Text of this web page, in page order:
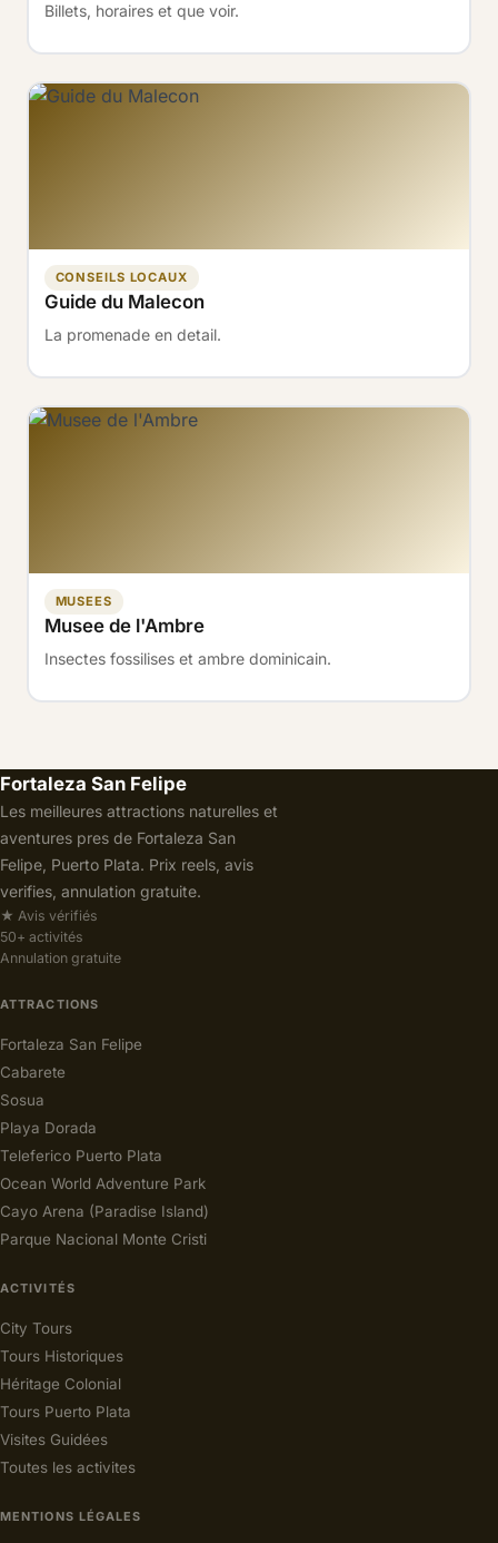
Billets, horaires et que voir.
CONSEILS LOCAUX
Guide du Malecon
La promenade en detail.
MUSEES
Musee de l'Ambre
Insectes fossilises et ambre dominicain.
Fortaleza San Felipe
Les meilleures attractions naturelles et
aventures pres de Fortaleza San
Felipe, Puerto Plata. Prix reels, avis
verifies, annulation gratuite.
★ Avis vérifiés
50+ activités
Annulation gratuite
ATTRACTIONS
Fortaleza San Felipe
Cabarete
Sosua
Playa Dorada
Teleferico Puerto Plata
Ocean World Adventure Park
Cayo Arena (Paradise Island)
Parque Nacional Monte Cristi
ACTIVITÉS
City Tours
Tours Historiques
Héritage Colonial
Tours Puerto Plata
Visites Guidées
Toutes les activites
MENTIONS LÉGALES